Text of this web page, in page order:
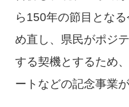
ら150年の節目とな
め直し、県民がポジ
する契機とするため
ートなどの記念事業